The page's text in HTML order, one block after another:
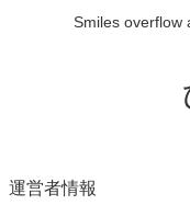
Smiles overflow
運営者情報